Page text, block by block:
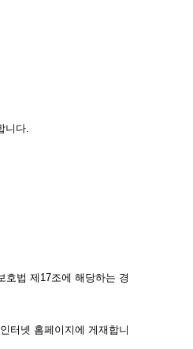
니다.
법 제17조에 해당하는 경
터넷 홈페이지에 게재합니